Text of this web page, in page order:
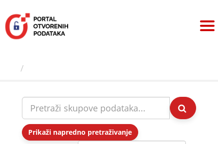
sadržaj
Prikaži napredno pretraživanje